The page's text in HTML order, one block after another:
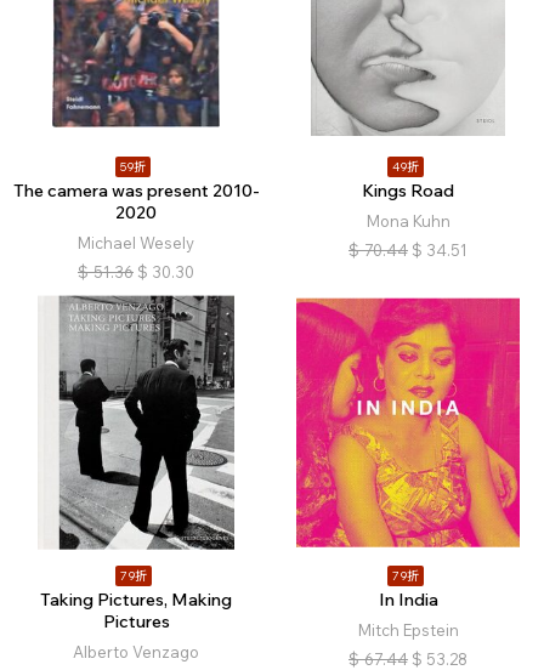
59折
The camera was present 2010-
2020
Michael Wesely
$ 51.36 $ 30.30
49折
Kings Road
Mona Kuhn
$ 70.44 $ 34.51
79折
Taking Pictures, Making
Pictures
Alberto Venzago
79折
In India
Mitch Epstein
$ 67.44 $ 53.28